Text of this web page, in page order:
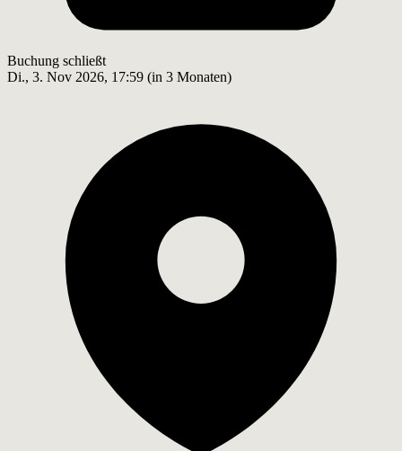
Buchung schließt
Di., 3. Nov 2026, 17:59 (in 3 Monaten)